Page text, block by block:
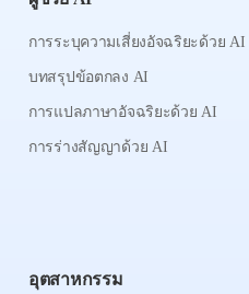
การระบุความเสี่ยงอัจฉริยะด้วย AI
บทสรุปข้อตกลง AI
การแปลภาษาอัจฉริยะด้วย AI
การร่างสัญญาด้วย AI
อุตสาหกรรม